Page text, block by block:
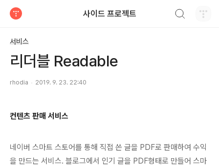
사이드 프로젝트
서비스
리더블 Readable
rhodia 2019. 9. 23. 22:40
컨텐츠 판매 서비스
네이버 스마트 스토어를 통해 직접 쓴 글을 PDF로 판매하여 수익
을 만드는 서비스. 블로그에서 인기 글을 PDF형태로 만들어 스마